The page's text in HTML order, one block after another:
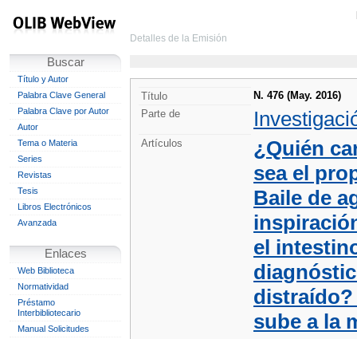
Buscar
Título y Autor
Palabra Clave General
Palabra Clave por Autor
Autor
Tema o Materia
Series
Revistas
Tesis
Libros Electrónicos
Avanzada
Enlaces
Web Biblioteca
Normatividad
Préstamo
Interbibliotecario
Manual Solicitudes
Detalles de la Emisión
Título
N. 476 (May. 2016)
Parte de
Artículos
¿Quién
sea el
Baile de
el
distraído?
sube a la